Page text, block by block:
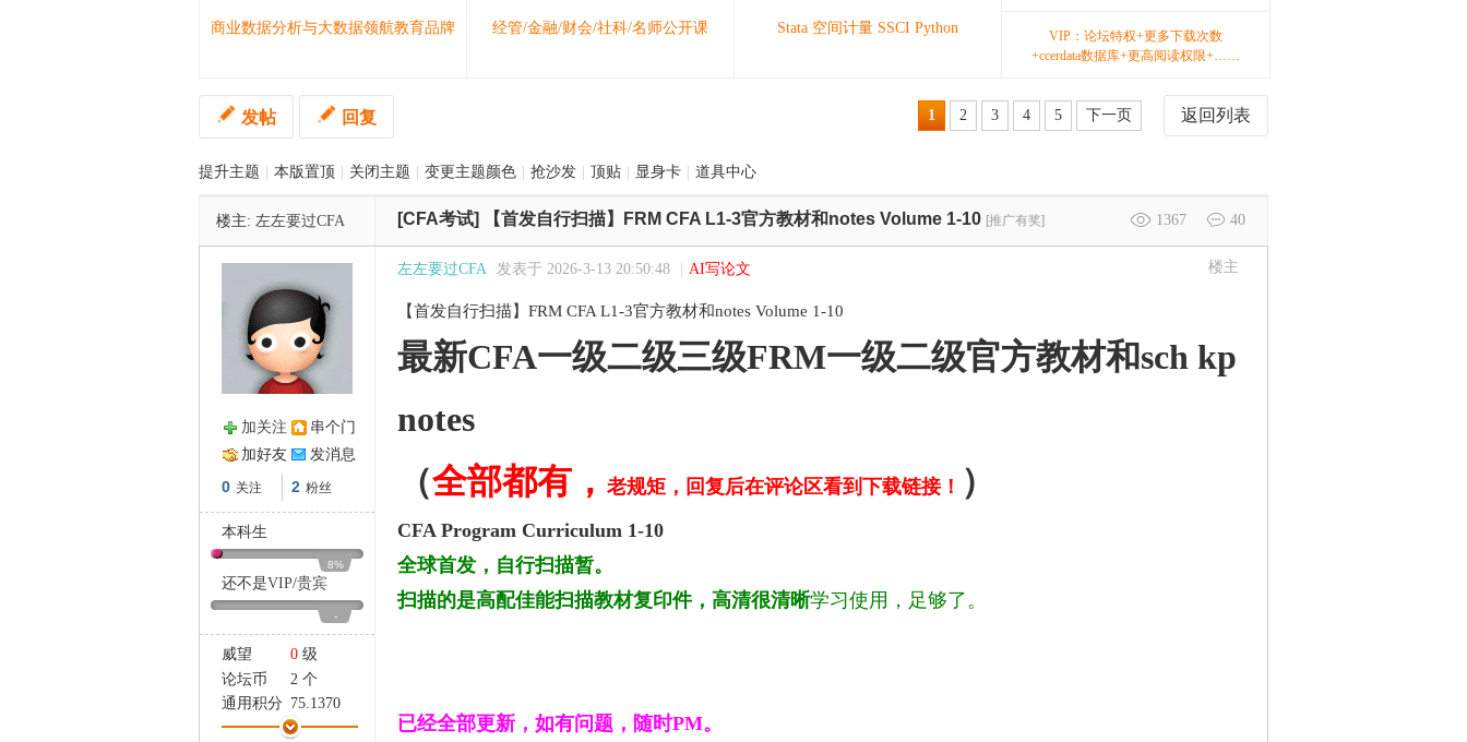
商业数据分析与大数据领航教育品牌 经管/金融/财会/社科/名师公开课 Stata 空间计量 SSCI Python
VIP：论坛特权+更多下载次数
+ccerdata数据库+更高阅读权限+……
返回列表
1 2 3 4 5 下一页
发帖 回复
提升主题 本版置顶 关闭主题 变更主题颜色 抢沙发 顶贴 显身卡 道具中心
楼主: 左左要过CFA 1367 40
[CFA考试] 【首发自行扫描】FRM CFA L1-3官方教材和notes Volume 1-10 [推广有奖]
加关注
串个门
加好友
发消息
0 关注 2 粉丝
本科生
8%
还不是VIP/贵宾
-
威望 0 级
论坛币
2 个
通用积分 75.1370
学术水平
1 点
楼主
左左要过CFA 发表于 2026-3-13 20:50:48 AI写论文
【首发自行扫描】FRM CFA L1-3官方教材和notes Volume 1-10
最新CFA一级二级三级FRM一级二级官方教材和sch kp
notes
（全部都有， 老规矩，回复后在评论区看到下载链接！ ）
CFA Program Curriculum 1-10
全球首发，自行扫描暂。
扫描的是高配佳能扫描教材复印件，高清很清晰学习使用，足够了。
已经全部更新，如有问题，随时PM。